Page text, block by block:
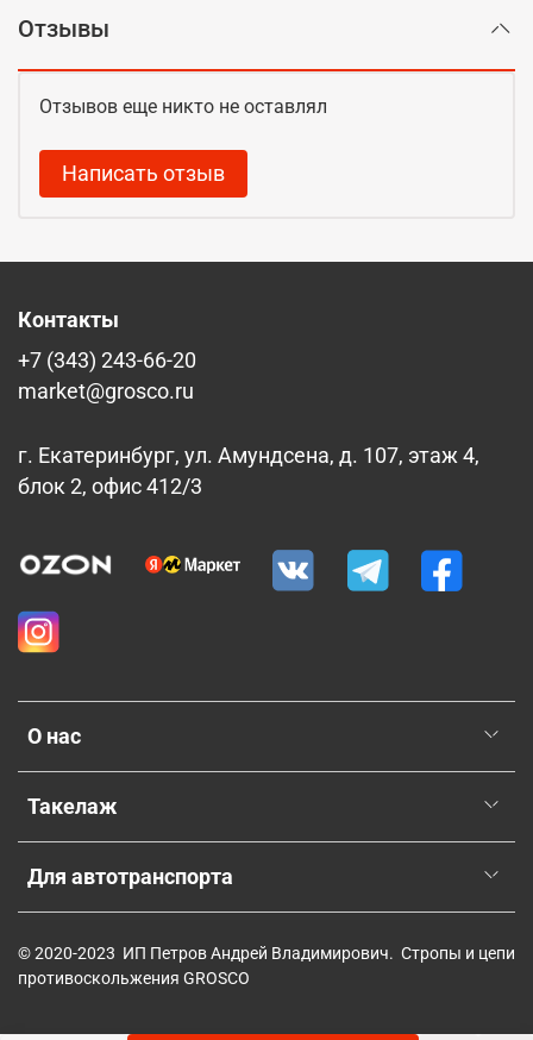
Отзывы
Отзывов еще никто не оставлял
Написать отзыв
О нас
Такелаж
Для автотранспорта
Контакты
+7 (343) 243-66-20
market@grosco.ru
г. Екатеринбург, ул. Амундсена, д. 107, этаж 4,
блок 2, офис 412/3
© 2020-2023 ИП Петров Андрей Владимирович. Стропы и цепи
противоскольжения GROSCO